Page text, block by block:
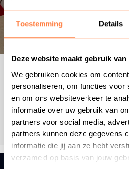
Toestemming Details
Deze website maakt gebruik van
We gebruiken cookies om
personaliseren, om functies voor
en om ons websiteverkeer te
informatie over uw gebruik van
partners voor social media,
partners kunnen deze gegevens
informatie die jij aan ze hebt
verzameld op basis van jouw
Blog | 9 april 2025
Als interim manager in
help je organisaties te
wanneer processen